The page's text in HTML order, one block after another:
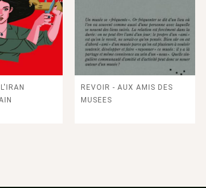
REVOIR - AUX AMIS DES
MUSEES